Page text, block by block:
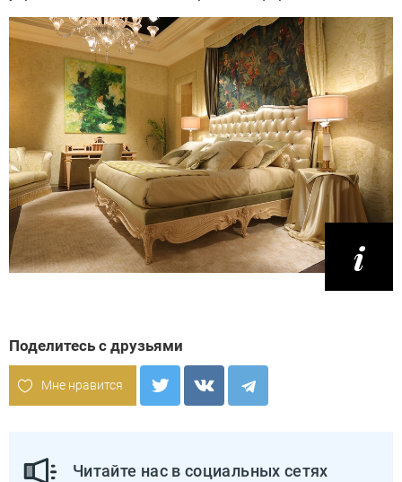
Поделитесь с друзьями
Мне нравится
Читайте нас в социальных сетях